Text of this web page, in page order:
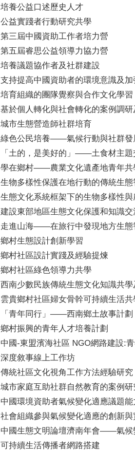
培養公益口述歷史人才
公益實踐者行動研究共學
第三屆中國資助工作者培力營
第五屆睿思公益領導力協力營
培養議題協作者及社群建設
支持提高中國資助者的環境意識及加
培育組織的團隊覺察與合作文化學習
基於個人轉化與社會轉化的案例調
城市生態營造師社群培育
綠色公民培養——氣候行動與社群發
「土的，是美好的」——土食材主題
學在鄉村——農業文化遺產地青年共
生物多樣性保護在地行動的傳統生態
生態文化系統框架下的生物多樣性
建設東部地區生態文化保護和知識交
走進山海——在旅行中發現地方生態
鄉村生態設計創新學習
鄉村社區設計實踐及經驗提煉
鄉村社區綠色領導力共學
西南少數民族傳統生態文化知識共學
雲貴鄉村社區婦女骨幹可持續生活共
「青年同行」——西南鄉土故事計劃
鄉村振興的青年人才培養計劃
中國-東盟濱海社區 NGO網路建設:
深度敘事線上工作坊
傳統社區文化視角工作方法經驗研究
城市家庭互助社群自然教育的案例研
中國環境資助者氣候變化適應議題能
社會組織參與氣候變化適應的創新與
中國生態文明論壇濟南年會——氣候
可持續生活傳播者網路搭建